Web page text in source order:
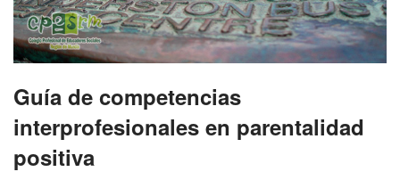
Guía de competencias
interprofesionales en parentalidad
positiva